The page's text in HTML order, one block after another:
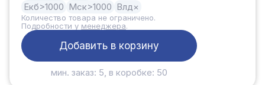
Екб>1000 Мск>1000 Влд ×
Количество товара не ограничено.
Подробности у менеджера.
Добавить в корзину
мин. заказ: 5, в коробке: 50